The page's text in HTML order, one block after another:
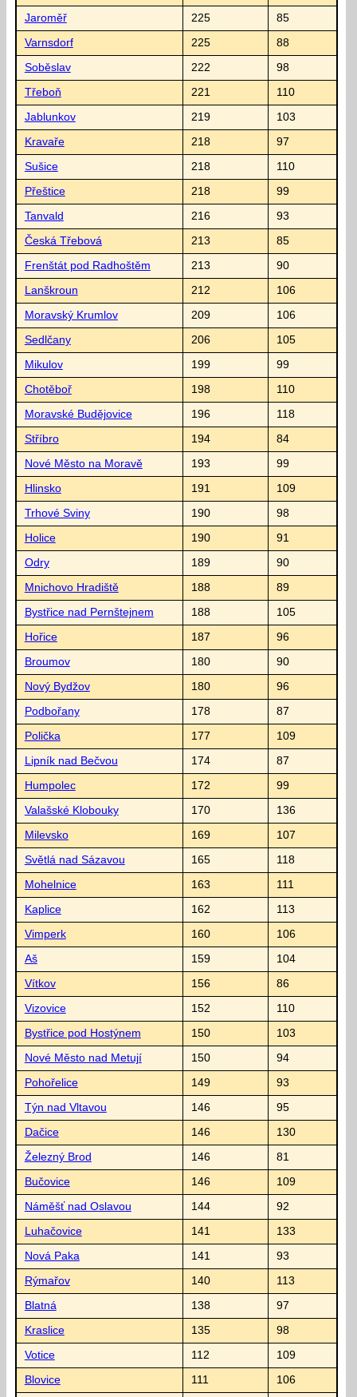
Jaroměř 225 85
Varnsdorf 225 88
Soběslav 222 98
Třeboň 221 110
Jablunkov 219 103
Kravaře 218 97
Sušice 218 110
Přeštice 218 99
Tanvald 216 93
Česká Třebová 213 85
Frenštát pod Radhoštěm 213 90
Lanškroun 212 106
Moravský Krumlov 209 106
Sedlčany 206 105
Mikulov 199 99
Chotěboř 198 110
Moravské Budějovice 196 118
Stříbro 194 84
Nové Město na Moravě 193 99
Hlinsko 191 109
Trhové Sviny 190 98
Holice 190 91
Odry 189 90
Mnichovo Hradiště 188 89
Bystřice nad Pernštejnem 188 105
Hořice 187 96
Broumov 180 90
Nový Bydžov 180 96
Podbořany 178 87
Polička 177 109
Lipník nad Bečvou 174 87
Humpolec 172 99
Valašské Klobouky 170 136
Milevsko 169 107
Světlá nad Sázavou 165 118
Mohelnice 163 111
Kaplice 162 113
Vimperk 160 106
Aš 159 104
Vítkov 156 86
Vizovice 152 110
Bystřice pod Hostýnem 150 103
Nové Město nad Metují 150 94
Pohořelice 149 93
Týn nad Vltavou 146 95
Dačice 146 130
Železný Brod 146 81
Bučovice 146 109
Náměšť nad Oslavou 144 92
Luhačovice 141 133
Nová Paka 141 93
Rýmařov 140 113
Blatná 138 97
Kraslice 135 98
Votice 112 109
Blovice 111 106